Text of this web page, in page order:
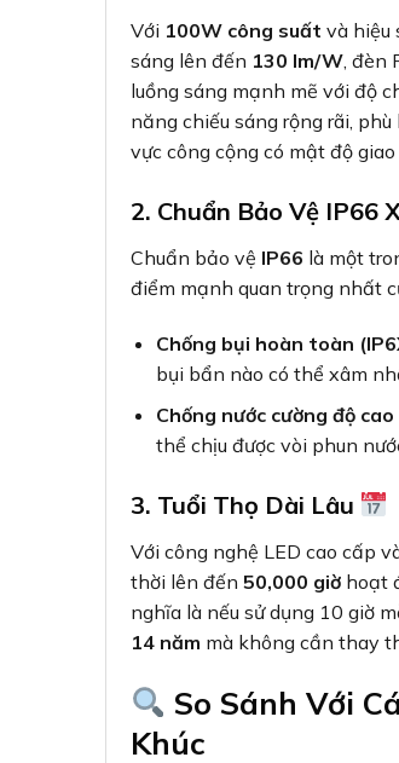
Với 100W công suất và hiệu
sáng lên đến 130 lm/W ,
luồng sáng mạnh mẽ với độ
năng chiếu sáng rộng rãi,
vực công cộng có mật độ giao
2. Chuẩn Bảo Vệ IP66
Chuẩn bảo vệ IP66 là một
điểm mạnh quan trọng nhất
Chống bụi hoàn toàn
bụi bẩn nào có thể xâm
Chống nước cường độ cao
thể chịu được vòi phun
3. Tuổi Thọ Dài Lâu
Với công nghệ LED cao cấp
thời lên đến 50,000 giờ hoạt
nghĩa là nếu sử dụng 10 giờ
14 năm mà không cần thay
So Sánh Với
Khúc